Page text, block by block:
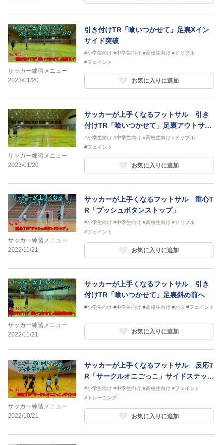
サッカー練習メニュー
2023/01/20
引き付けTR「喰いつかせて」足裏Xイン
サイド突破
#小学生向け #中学生向け #高校生向け #ドリブル
#フェイント
お気に入りに追加
サッカー練習メニュー
2023/01/20
サッカーが上手くなるフットサル 引き
付けTR「喰いつかせて」足裏アウトサイ
ド突破
#小学生向け #中学生向け #高校生向け #ドリブル
#フェイント
お気に入りに追加
サッカー練習メニュー
2022/11/21
サッカーが上手くなるフットサル 重心T
R「プッシュボタンストップ」
#小学生向け #中学生向け #高校生向け #ドリブル
#フェイント
お気に入りに追加
サッカー練習メニュー
2022/11/21
サッカーが上手くなるフットサル 引き
付けTR「喰いつかせて」足裏斜め前へ
#小学生向け #中学生向け #高校生向け #パス #フェイント
お気に入りに追加
サッカー練習メニュー
2022/10/21
サッカーが上手くなるフットサル 反応T
R「サークルオニごっこ」サイドステップ
地面タッチ
#小学生向け #中学生向け #高校生向け #フェイント
#トレーニング
お気に入りに追加